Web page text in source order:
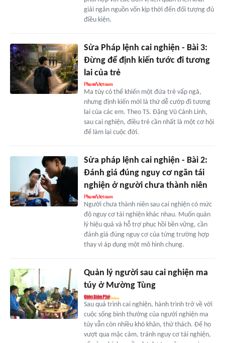
giải ngân nguồn vốn kịp thời đến đối tượng đủ
điều kiện.
Sửa Pháp lệnh cai nghiện - Bài 3:
Đừng để định kiến tước đi tương
lai của trẻ
Ma túy có thể khiến một đứa trẻ vấp ngã,
nhưng định kiến mới là thứ dễ cướp đi tương
lai của các em. Theo TS. Đặng Vũ Cảnh Linh,
sau cai nghiện, điều trẻ cần nhất là một cơ hội
để làm lại cuộc đời.
Sửa pháp lệnh cai nghiện - Bài 2:
Đánh giá đúng nguy cơ ngăn tái
nghiện ở người chưa thành niên
Người chưa thành niên sau cai nghiện có mức
độ nguy cơ tái nghiện khác nhau. Muốn quản
lý hiệu quả và hỗ trợ phục hồi bền vững, cần
đánh giá đúng nguy cơ của từng trường hợp
thay vì áp dụng một mô hình chung.
Quản lý người sau cai nghiện ma
túy ở Mường Tùng
Sau quá trình cai nghiện, hành trình trở về với
cuộc sống bình thường của người nghiện ma
túy vẫn còn nhiều khó khăn, thử thách. Để họ
vượt qua mặc cảm, tránh nguy cơ tái nghiện,